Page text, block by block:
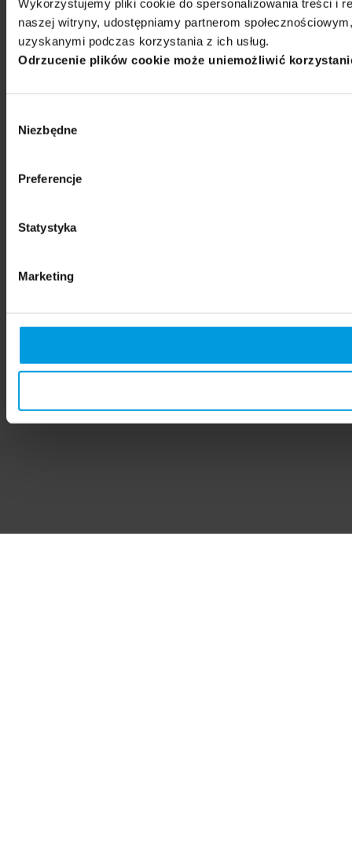
Wykorzystujemy pliki cookie do spersonalizowania treści i
naszej witryny, udostępniamy partnerom
uzyskanymi podczas korzystania z ich usług.
Odrzucenie plików cookie może uniemożliwić
zgody
Niezbędne
Preferencje
Statystyka
Marketing